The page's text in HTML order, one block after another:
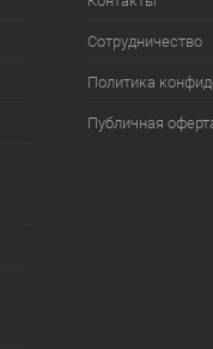
Сотрудничество
Политика
Публичная